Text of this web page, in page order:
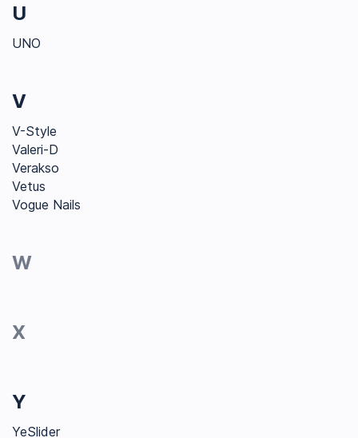
U
UNO
V
V-Style
Valeri-D
Verakso
Vetus
Vogue Nails
W
X
Y
YeSlider